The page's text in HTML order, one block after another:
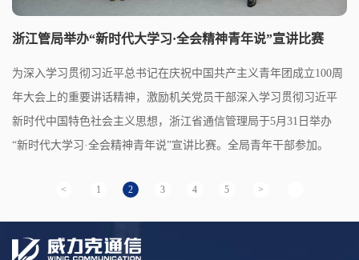
浙江管局举办“新时代大学习·全会精神青年说”宣讲比赛
为深入学习贯彻习近平总书记在庆祝中国共产主义青年团成立100周
年大会上的重要讲话精神，激励机关党员干部深入学习贯彻习近平
新时代中国特色社会主义思想，浙江省通信管理局于5月31日举办
“新时代大学习·全会精神青年说”宣讲比赛。全局青年干部参加。
< 1 2 3 4 5 >